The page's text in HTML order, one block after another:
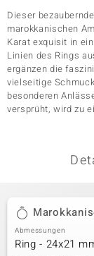
Dieser
marokkanischen
Karat exquisit in
Linien des Rings
ergänzen die
vielseitige
besonderen
versprüht, wird zu
Abmessungen
Ring - 24x21